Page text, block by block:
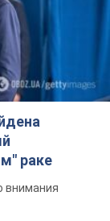
раке
внимания